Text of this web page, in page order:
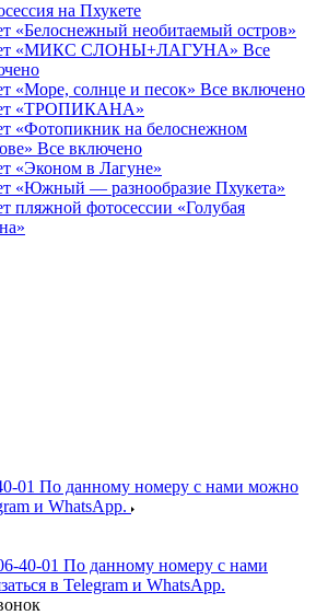
на Пхукете
«Белоснежный необитаемый остров»
«МИКС СЛОНЫ+ЛАГУНА» Все
«Море, солнце и песок» Все включено
«ТРОПИКАНА»
«Фотопикник на белоснежном
Все включено
«Эконом в Лагуне»
«Южный — разнообразие Пхукета»
пляжной фотосессии «Голубая
01 По данному номеру с нами можно
и WhatsApp.
40-01 По данному номеру с нами
в Telegram и WhatsApp.